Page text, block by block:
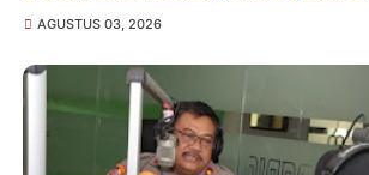
AGUSTUS 03, 2026